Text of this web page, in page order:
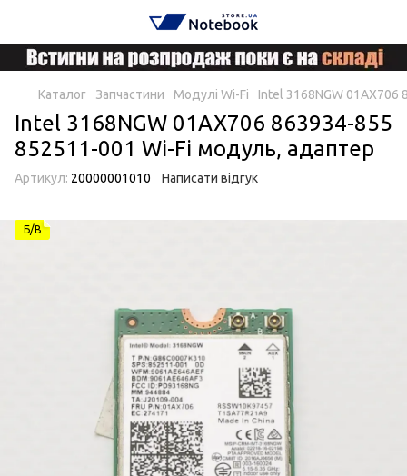
Каталог Запчастини Модулі Wi-Fi Intel 3168NGW
Intel 3168NGW 01AX706 863934-855
852511-001 Wi-Fi модуль, адаптер
Артикул: 20000001010 Написати відгук
Б/В